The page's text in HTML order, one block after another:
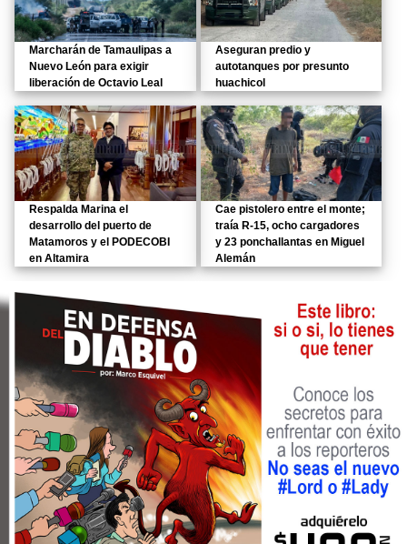
Marcharán de Tamaulipas a
Nuevo León para exigir
liberación de Octavio Leal
Aseguran predio y
autotanques por presunto
huachicol
Respalda Marina el
desarrollo del puerto de
Matamoros y el PODECOBI
en Altamira
Cae pistolero entre el monte;
traía R-15, ocho cargadores
y 23 ponchallantas en Miguel
Alemán